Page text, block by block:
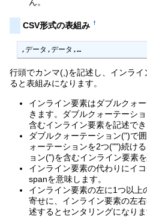
CSV形式の表組み †
,データ,データ,…
行頭でカンマ(,)を記述し、インラ
ると表組みになります。
インライン要素はダブルクォ
きます。ダブルクォーテーシ
含むインライン要素を記述でき
ダブルクォーテーション(")で
ォーテーションを2つ("")続け
ョン(")を含むインライン要素
インライン要素の代わりにイ
spanを意味します。
インライン要素の左に1つ以
寄せに、インライン要素の左
述するとセンタリングになりま